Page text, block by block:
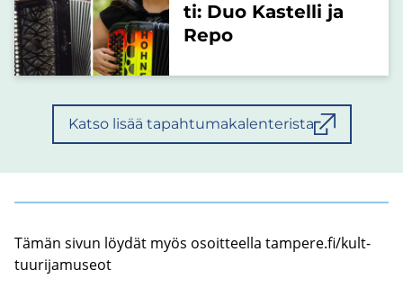
ti: Duo Kastelli ja
Repo
Katso lisää tapahtumakalenterista
Tämän sivun löy­dät myös osoit­teel­la tam­pe­re.fi/kult­
tuu­ri­ja­museot